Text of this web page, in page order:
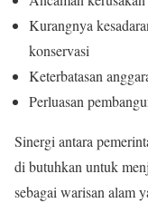
Kurangnya
konservasi
Keterbatasan
Perluasan
Sinergi antara
di butuhkan untuk
sebagai warisan alam